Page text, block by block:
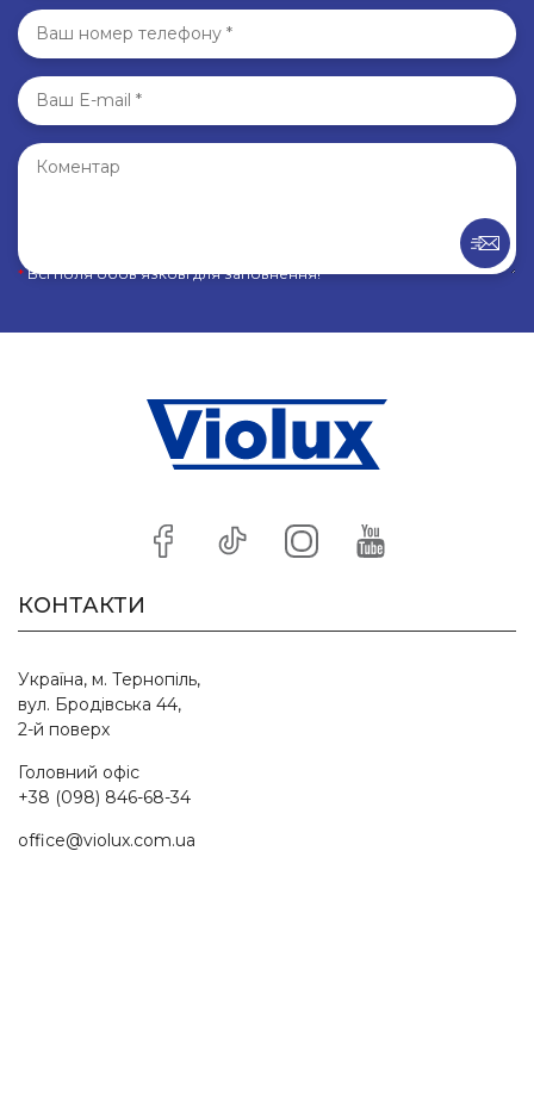
*Всі поля обов’язкові для заповнення!
КОНТАКТИ
Україна, м. Тернопіль,
вул. Бродівська 44,
2-й поверх
Головний офіс
+38 (098) 846-68-34
office@violux.com.ua